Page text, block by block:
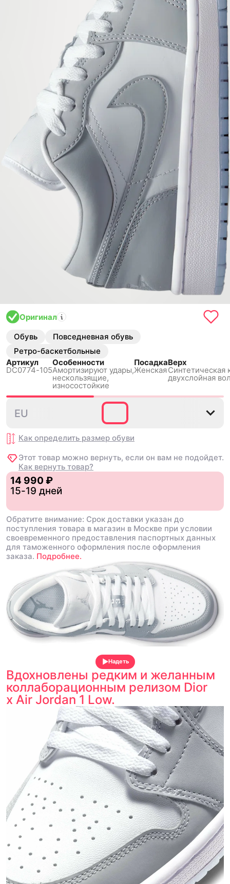
Оригинал
Обувь
Повседневная обувь
Ретро-баскетбольные
Артикул
DC0774-105
Особенности
Амортизируют удары,
нескользящиe,
износостойкие
Посадка
Женская
Верх
Синтетическая
двухслойная
38
EU
Как определить размер обуви
Этот товар можно вернуть, если он вам не подойдет.
Как вернуть товар?
14 990 ₽
15-19 дней
Обратите внимание: Срок доставки указан до
поступления товара в магазин в Москве при условии
своевременного предоставления паспортных данных
для таможенного оформления после оформления
заказа. Подробнее.
Надеть
Вдохновлены редким и желанным
коллаборационным релизом Dior
x Air Jordan 1 Low.